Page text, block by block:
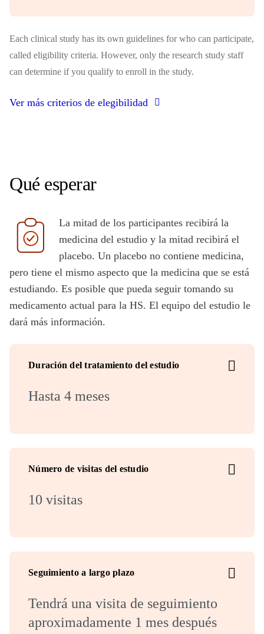
Each clinical study has its own guidelines for who can participate,
called eligibility criteria. However, only the research study staff
can determine if you qualify to enroll in the study.
Ver más criterios de elegibilidad
Qué esperar
La mitad de los participantes recibirá la
medicina del estudio y la mitad recibirá el
placebo. Un placebo no contiene medicina,
pero tiene el mismo aspecto que la medicina que se está
estudiando. Es posible que pueda seguir tomando su
medicamento actual para la HS. El equipo del estudio le
dará más información.
Duración del tratamiento del estudio
Hasta 4 meses
Número de visitas del estudio
10 visitas
Seguimiento a largo plazo
Tendrá una visita de seguimiento
aproximadamente 1 mes después